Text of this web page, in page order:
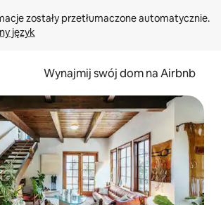
język
Wynajmij swój dom na Airbnb